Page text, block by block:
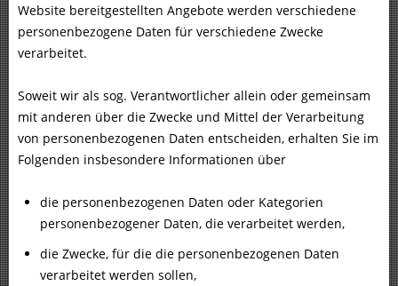
Website bereitgestellten Angebote werden verschiedene
personenbezogene Daten für verschiedene Zwecke
verarbeitet.
Soweit wir als sog. Verantwortlicher allein oder gemeinsam
mit anderen über die Zwecke und Mittel der Verarbeitung
von personenbezogenen Daten entscheiden, erhalten Sie im
Folgenden insbesondere Informationen über
die personenbezogenen Daten oder Kategorien
personenbezogener Daten, die verarbeitet werden,
die Zwecke, für die die personenbezogenen Daten
verarbeitet werden sollen,